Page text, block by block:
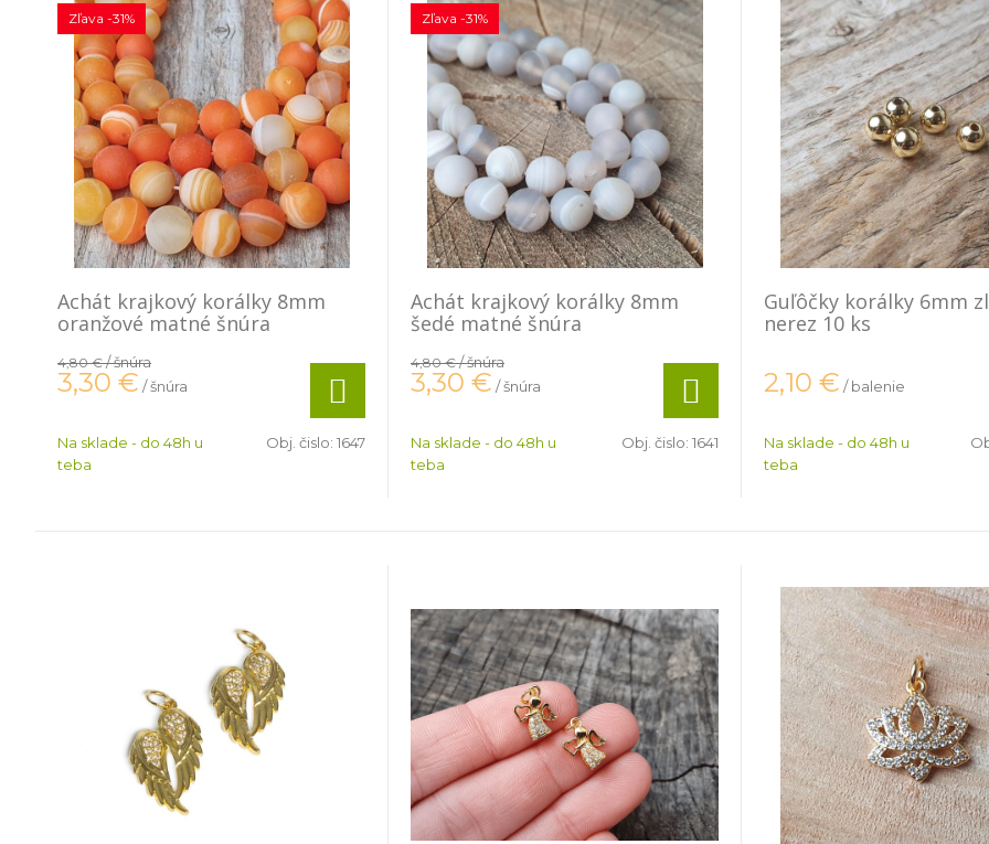
Achát krajkový korálky 8mm
oranžové matné šnúra
Zľava -31%
4,80 €/ šnúra
3,30 € / šnúra
Na sklade - do 48h u
teba
Obj. čislo: 1647
Achát krajkový korálky 8mm
šedé matné šnúra
Zľava -31%
4,80 €/ šnúra
3,30 € / šnúra
Na sklade - do 48h u
teba
Obj. čislo: 1641
Guľôčky korálky 6mm
nerez 10 ks
2,10 € / balenie
Na sklade - do 48h u
teba